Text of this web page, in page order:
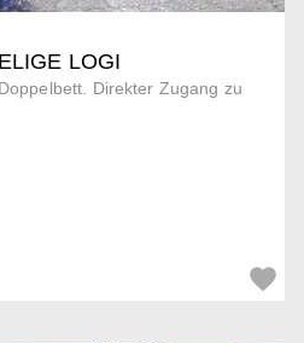
LOGI
Direkter Zugang zu